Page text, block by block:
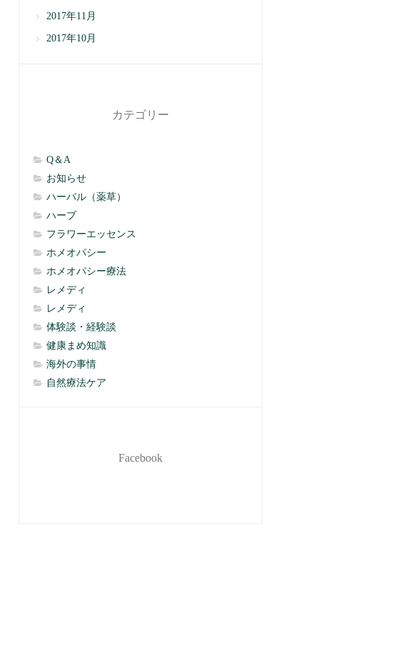
2017年11月
2017年10月
カテゴリー
Q＆A
お知らせ
ハーバル（薬草）
ハーブ
フラワーエッセンス
ホメオパシー
ホメオパシー療法
レメディ
レメディ
体験談・経験談
健康まめ知識
海外の事情
自然療法ケア
Facebook